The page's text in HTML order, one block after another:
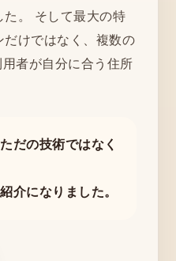
た。 そして最大の特
けではなく、複数の
者が自分に合う住所
だの技術ではなく
介になりました。